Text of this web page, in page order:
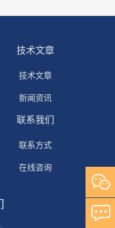
技术文章
技术文章
新闻资讯
联系我们
联系方式
在线咨询